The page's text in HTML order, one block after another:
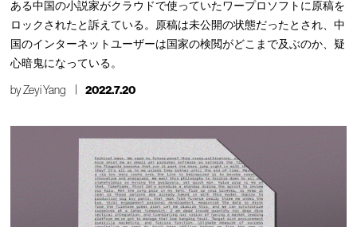
ある中国の小説家がクラウドで使っていたワープロソフトに原稿を
ロックされたと訴えている。原稿は未公開の状態だったとされ、中
国のインターネットユーザーは国家の検閲がどこまで及ぶのか、疑
心暗鬼になっている。
byZeyi Yang 2022.7.20